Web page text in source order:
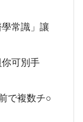
常識」讓
可別手
で複数チ○